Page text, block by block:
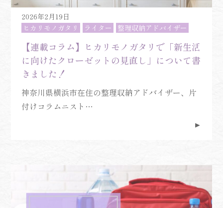
2026年2月19日
ヒカリモノガタリ
ライター 整理収納アドバイザー
【連載コラム】ヒカリモノガタリで「新生活
に向けたクローゼットの見直し」について書
きました！
神奈川県横浜市在住の整理収納アドバイザー、片
付けコラムニスト…
►